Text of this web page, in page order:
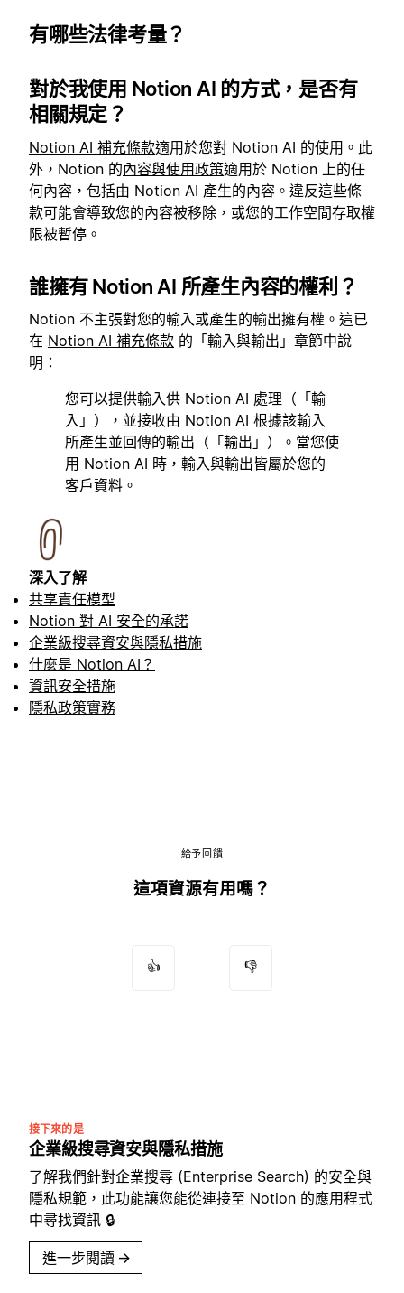
有哪些法律考量？
對於我使用 Notion AI 的方式，是否有
相關規定？
Notion AI 補充條款適用於您對 Notion AI 的使用。此
外，Notion 的內容與使用政策適用於 Notion 上的任
何內容，包括由 Notion AI 產生的內容。違反這些條
款可能會導致您的內容被移除，或您的工作空間存取權
限被暫停。
誰擁有 Notion AI 所產生內容的權利？
Notion 不主張對您的輸入或產生的輸出擁有權。這已
在 Notion AI 補充條款 的「輸入與輸出」章節中說
明：
您可以提供輸入供 Notion AI 處理（「輸
入」），並接收由 Notion AI 根據該輸入
所產生並回傳的輸出（「輸出」）。當您使
用 Notion AI 時，輸入與輸出皆屬於您的
客戶資料。
深入了解
共享責任模型
Notion 對 AI 安全的承諾
企業級搜尋資安與隱私措施
什麼是 Notion AI？
資訊安全措施
隱私政策實務
給予回饋
這項資源有用嗎？
👍 👎
接下來的是
企業級搜尋資安與隱私措施
了解我們針對企業搜尋 (Enterprise Search) 的安全與
隱私規範，此功能讓您能從連接至 Notion 的應用程式
中尋找資訊 🔒
進一步閱讀 →